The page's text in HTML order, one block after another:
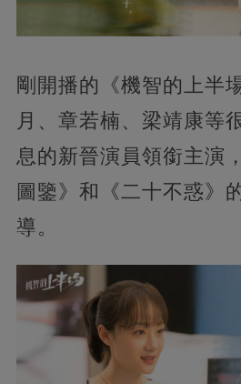
剛開播的《機智的上半
月、章若楠、梁靖康等
息的新晉演員領銜主演
圖鑒》和《二十不惑》
導。